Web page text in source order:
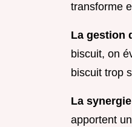
transforme
La gestion
biscuit, on
biscuit trop
La
apportent